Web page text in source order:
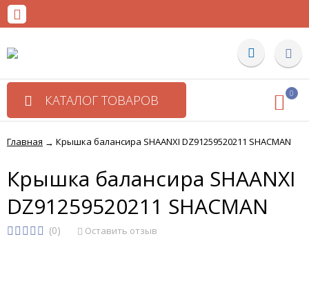
КАТАЛОГ ТОВАРОВ 0
Главная → Крышка балансира SHAANXI DZ91259520211 SHACMAN
Крышка балансира SHAANXI
DZ91259520211 SHACMAN
(0) Оставить отзыв